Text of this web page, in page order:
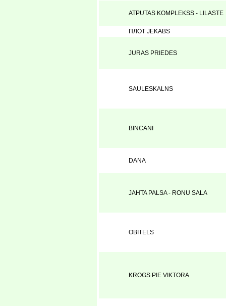
ATPUTAS KOMPLEKSS - LILASTE
ПЛОТ JEKABS
JURAS PRIEDES
SAULESKALNS
BINCANI
DANA
JAHTA PALSA - RONU SALA
OBITELS
KROGS PIE VIKTORA